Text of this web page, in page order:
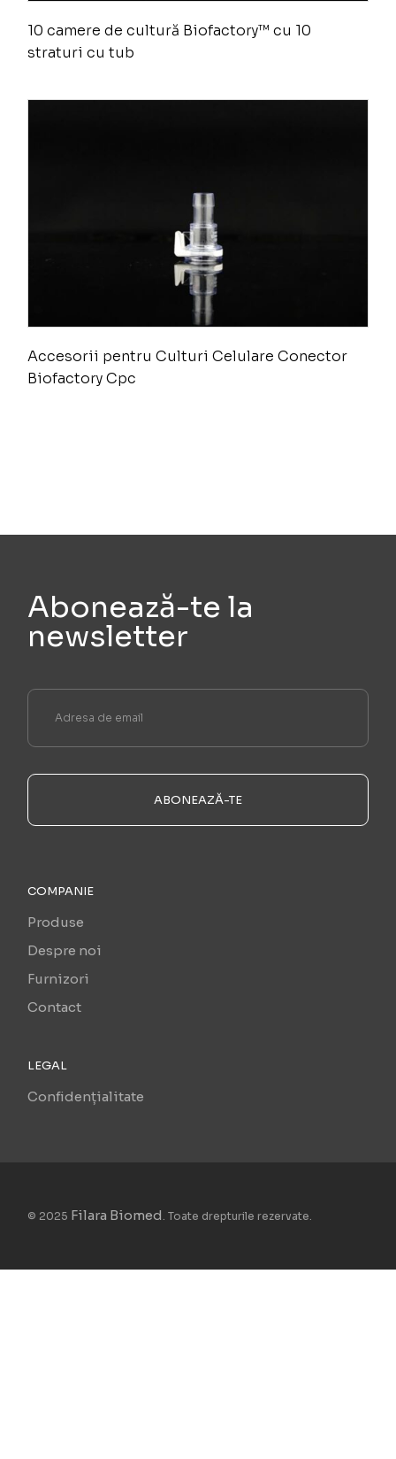
10 camere de cultură Biofactory™ cu 10
straturi cu tub
Accesorii pentru Culturi Celulare Conector
Biofactory Cpc
Abonează-te la
newsletter
ABONEAZĂ-TE
COMPANIE
Produse
Despre noi
Furnizori
Contact
LEGAL
Confidențialitate
© 2025 Filara Biomed . Toate drepturile rezervate.